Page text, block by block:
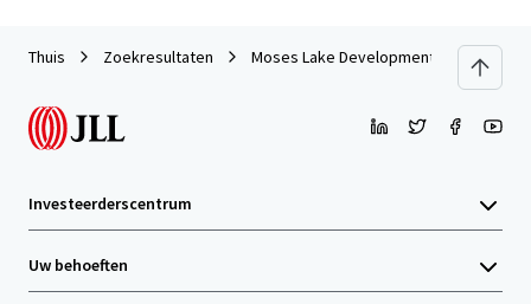
Thuis Zoekresultaten Moses Lake Development Site 2025
Investeerderscentrum
Uw behoeften